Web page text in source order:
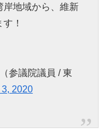
岸地域から、維新
！
参議院議員 / 東
2020